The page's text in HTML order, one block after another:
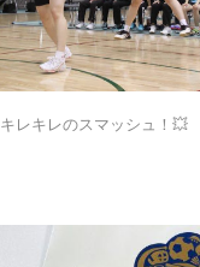
キレキレのスマッシュ！💥